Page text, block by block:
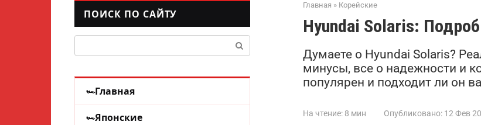
Главная » Корейские
Hyundai Solaris:
Думаете о Hyundai Solaris?
минусы, все о надежности и
популярен и подходит ли он
На чтение: 8 мин Опубликовано: 12 Фев
ПОИСК ПО САЙТУ
Главная
Японские